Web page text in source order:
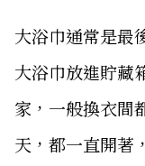
大浴巾通常是最
大浴巾放進貯藏
家，一般換衣間
天，都一直開著